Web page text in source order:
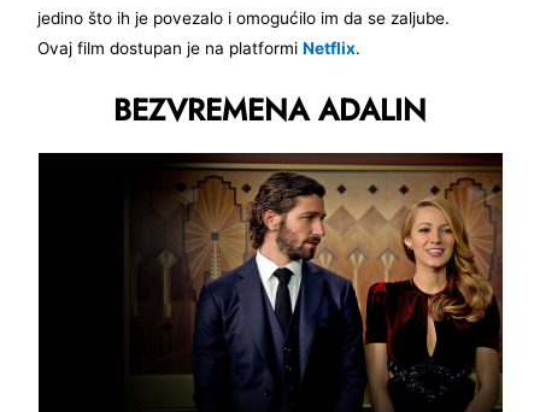
jedino što ih je povezalo i omogućilo im da se zaljube.
Ovaj film dostupan je na platformiNetflix.
BEZVREMENA ADALIN